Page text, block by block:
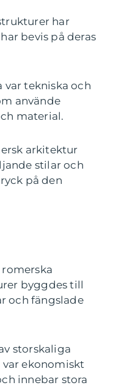
har
bevis på deras
var tekniska och
använde
material.
arkitektur
stilar och
på den
romerska
byggdes till
och fängslade
storskaliga
ekonomiskt
innebar stora